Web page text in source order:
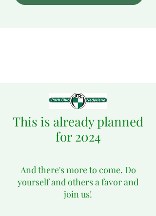
This is already planned
for 2024
And there's more to come. Do
yourself and others a favor and
join us!